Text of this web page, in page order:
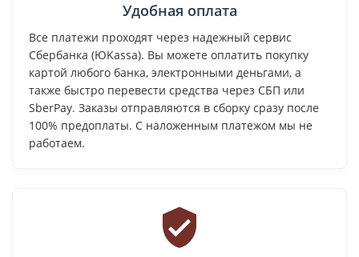
Удобная оплата
Все платежи проходят через надежный сервис
Сбербанка (ЮKassa). Вы можете оплатить покупку
картой любого банка, электронными деньгами, а
также быстро перевести средства через СБП или
SberPay. Заказы отправляются в сборку сразу после
100% предоплаты. С наложенным платежом мы не
работаем.